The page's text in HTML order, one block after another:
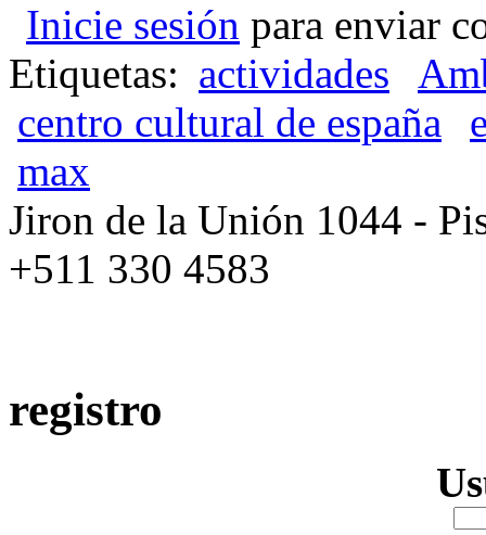
Inicie sesión para enviar
Etiquetas: actividades
centro cultural de españa
max
Jiron de la Unión 1044 -
+511 330 4583
registro